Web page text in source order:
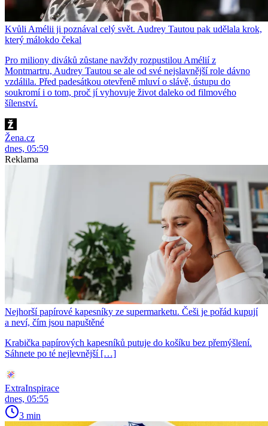
Kvůli Amélii ji poznával celý svět. Audrey Tautou pak udělala krok,
který málokdo čekal
Pro miliony diváků zůstane navždy rozpustilou Amélií z
Montmartru, Audrey Tautou se ale od své nejslavnější role dávno
vzdálila. Před padesátkou otevřeně mluví o slávě, ústupu do
soukromí i o tom, proč jí vyhovuje život daleko od filmového
šílenství.
Žena.cz
dnes, 05:59
Reklama
Nejhorší papírové kapesníky ze supermarketu. Češi je pořád kupují
a neví, čím jsou napuštěné
Krabička papírových kapesníků putuje do košíku bez přemýšlení.
Sáhnete po té nejlevnější […]
ExtraInspirace
dnes, 05:55
3 min